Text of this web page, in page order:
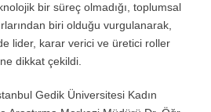
bir süreç olmadığı, toplumsal
biri olduğu vurgulanarak,
lider, karar verici ve üretici roller
dikkat çekildi.
Gedik Üniversitesi Kadın